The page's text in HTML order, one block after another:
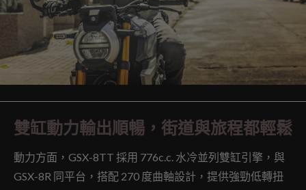
雙缸動力輸出順暢，街道與旅程都輕鬆
動力方面，GSX-8TT 採用 776c.c. 水冷並列雙缸引擎，與
GSX-8R 同平台，搭配 270 度曲軸設計，提供強勁低轉扭